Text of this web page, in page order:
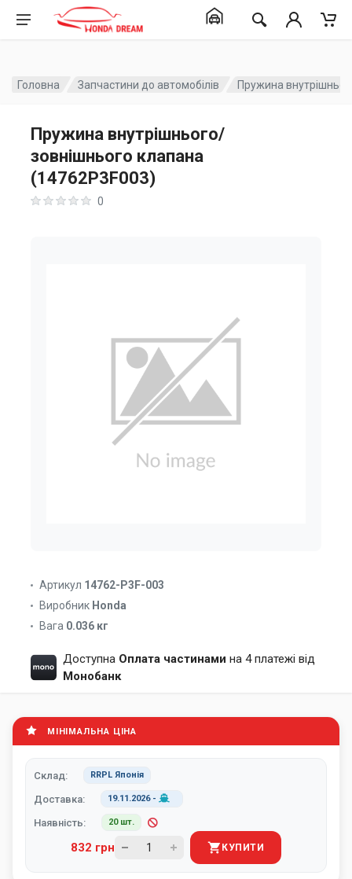
Головна Запчастини до автомобілів Пружина
Пружина внутрішнього/
зовнішнього клапана
(14762P3F003)
0
Артикул 14762-P3F-003
Виробник Honda
Вага 0.036 кг
Доступна Оплата частинами на 4 платежі від
Монобанк
МІНІМАЛЬНА ЦІНА
Склад: RRPL Японія
Доставка: 19.11.2026-
Наявність: 20 шт.
832 грн КУПИТИ